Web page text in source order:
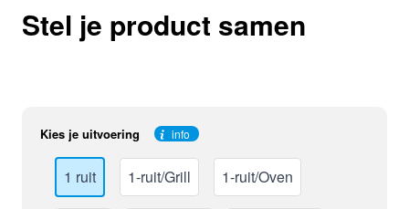
Stel je product samen
Kies je uitvoering info
1 ruit 1-ruit/Grill 1-ruit/Oven